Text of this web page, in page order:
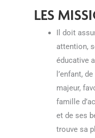
LES
Il doit
attention,
éducative
l’enfant,
majeur,
famille
et de ses
trouve sa